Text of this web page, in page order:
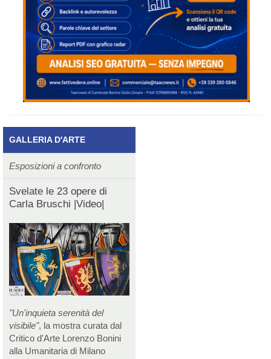
GALLERIA D'ARTE
Esposizioni a confronto
Svelate le 23 opere di
Carla Bruschi |Video|
"Un'inquieta serenità del
visibile", la mostra curata dal
Critico d'Arte Lorenzo Bonini
alla Umanitaria di Milano